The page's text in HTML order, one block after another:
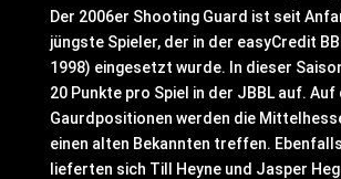
Der 2006er Shooting Guard ist seit
jüngste Spieler, der in der easyCredit
1998) eingesetzt wurde. In dieser
20 Punkte pro Spiel in der JBBL auf. Auf
Gaurdpositionen werden die
einen alten Bekannten treffen.
lieferten sich Till Heyne und Jasper